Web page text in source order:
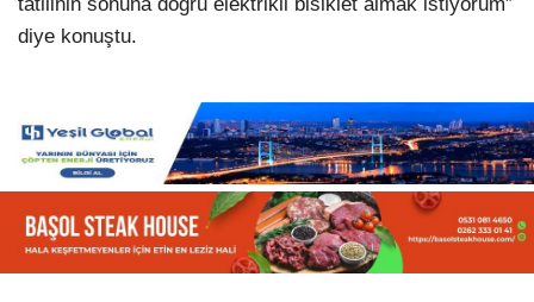
diye konuştu.